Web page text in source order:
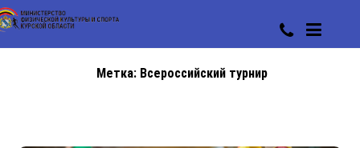
Метка: Всероссийский турнир